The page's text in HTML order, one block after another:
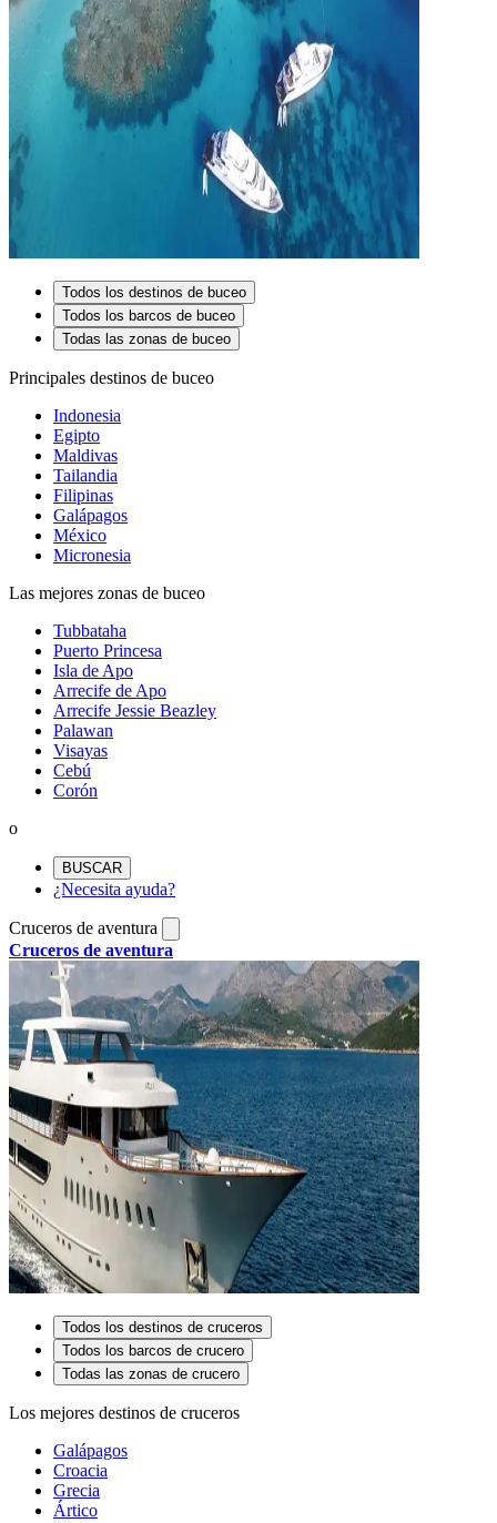
Todos los destinos de buceo
Todos los barcos de buceo
Todas las zonas de buceo
Principales destinos de buceo
Indonesia
Egipto
Maldivas
Tailandia
Filipinas
Galápagos
México
Micronesia
Las mejores zonas de buceo
Tubbataha
Puerto Princesa
Isla de Apo
Arrecife de Apo
Arrecife Jessie Beazley
Palawan
Visayas
Cebú
Corón
o
BUSCAR
¿Necesita ayuda?
Cruceros de aventura
Cruceros de aventura
Todos los destinos de cruceros
Todos los barcos de crucero
Todas las zonas de crucero
Los mejores destinos de cruceros
Galápagos
Croacia
Grecia
Ártico